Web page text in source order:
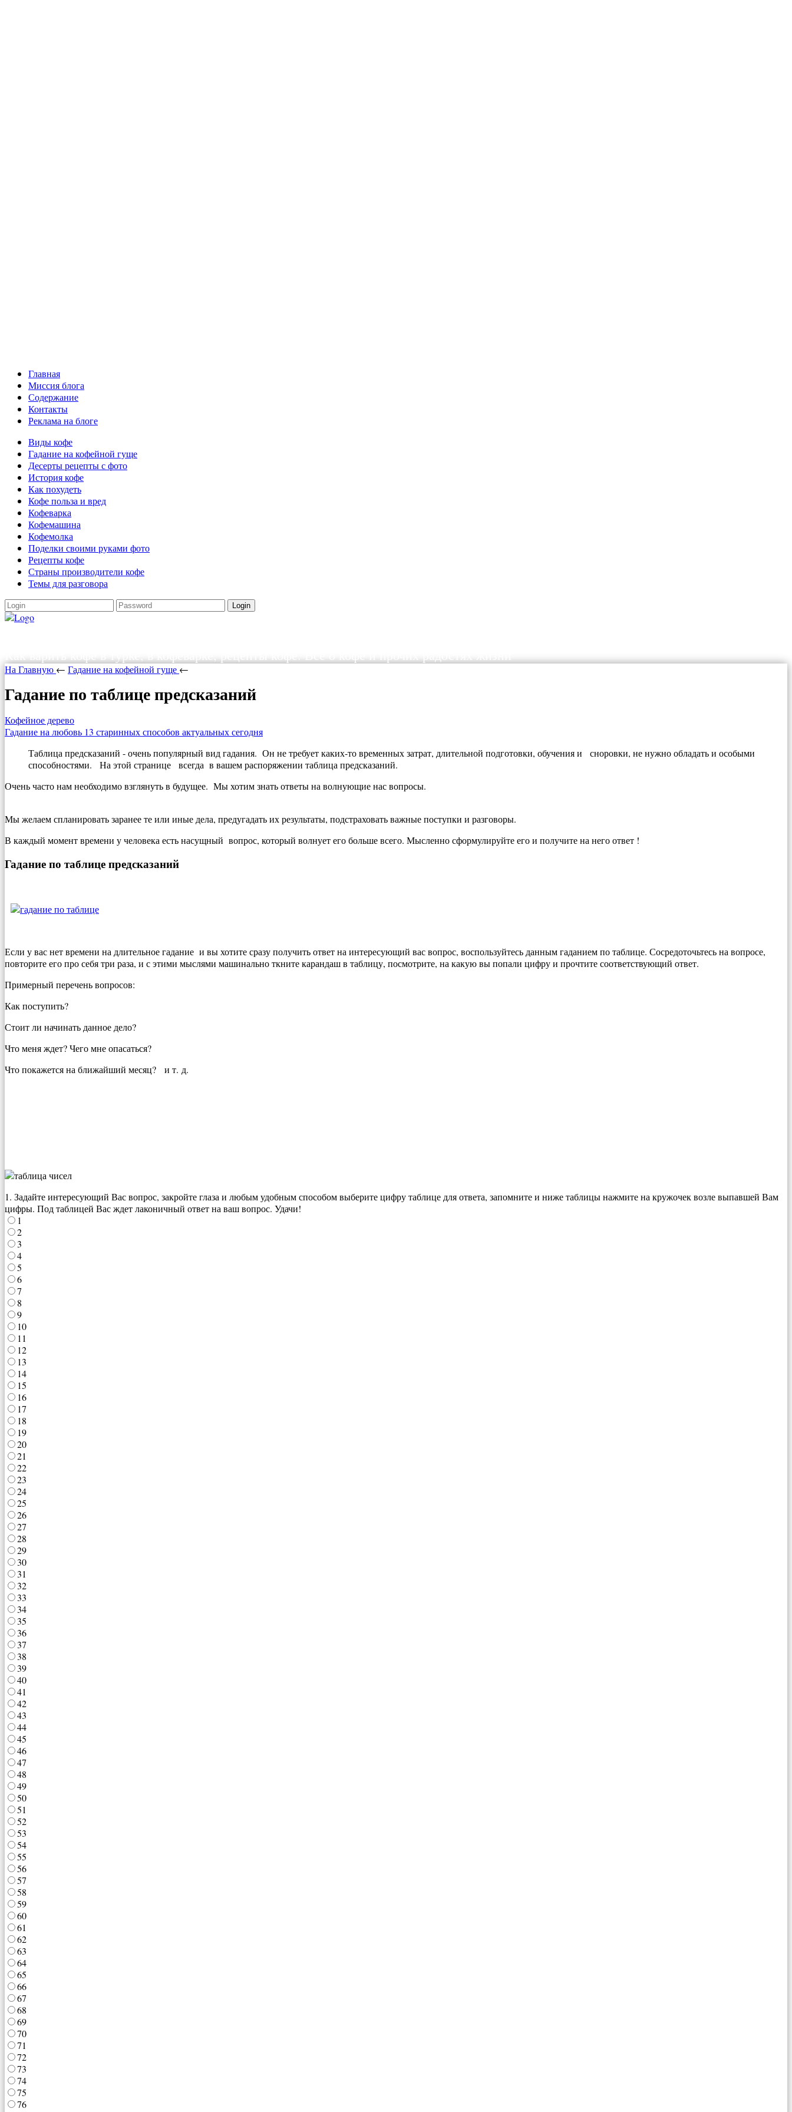
Главная
Миссия блога
Содержание
Контакты
Реклама на блоге
Виды кофе
Гадание на кофейной гуще
Десерты рецепты с фото
История кофе
Как похудеть
Кофе польза и вред
Кофеварка
Кофемашина
Кофемолка
Поделки своими руками фото
Рецепты кофе
Страны производители кофе
Темы для разговора
Login
На Главную ← Гадание на кофейной гуще ←
Гадание по таблице предсказаний
Кофейное дерево
Гадание на любовь 13 старинных способов актуальных сегодня
Таблица предсказаний - очень популярный вид гадания. Он не требует каких-то временных затрат, длительной подготовки, обучения и сноровки, не нужно обладать и особыми
способностями. На этой странице всегда в вашем распоряжении таблица предсказаний.
Очень часто нам необходимо взглянуть в будущее. Мы хотим знать ответы на волнующие нас вопросы.
Мы желаем спланировать заранее те или иные дела, предугадать их результаты, подстраховать важные поступки и разговоры.
В каждый момент времени у человека есть насущный вопрос, который волнует его больше всего. Мысленно сформулируйте его и получите на него ответ !
Гадание по таблице предсказаний
Если у вас нет времени на длительное гадание и вы хотите сразу получить ответ на интересующий вас вопрос, воспользуйтесь данным гаданием по таблице. Сосредоточьтесь на вопросе,
повторите его про себя три раза, и с этими мыслями машинально ткните карандаш в таблицу, посмотрите, на какую вы попали цифру и прочтите соответствующий ответ.
Примерный перечень вопросов:
Как поступить?
Стоит ли начинать данное дело?
Что меня ждет? Чего мне опасаться?
Что покажется на ближайший месяц? и т. д.
1. Задайте интересующий Вас вопрос, закройте глаза и любым удобным способом выберите цифру таблице для ответа, запомните и ниже таблицы нажмите на кружочек возле выпавшей Вам
цифры. Под таблицей Вас ждет лаконичный ответ на ваш вопрос. Удачи!
1
2
3
4
5
6
7
8
9
10
11
12
13
14
15
16
17
18
19
20
21
22
23
24
25
26
27
28
29
30
31
32
33
34
35
36
37
38
39
40
41
42
43
44
45
46
47
48
49
50
51
52
53
54
55
56
57
58
59
60
61
62
63
64
65
66
67
68
69
70
71
72
73
74
75
76